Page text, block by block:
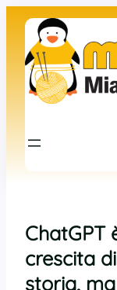
contenuto
ChatGPT
crescita
storia,